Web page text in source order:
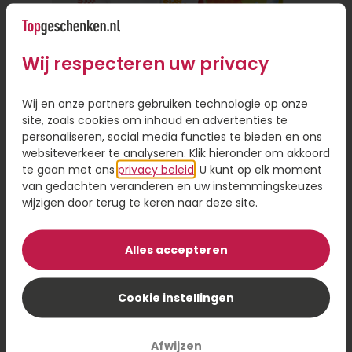
alleen gemakkelijk, want je hoeft de deur niet uit,
maar het bespaart je ook veel tijd. Je hoeft geen
te leggen als de persoon ver weg woont.
Persoonlijke touch toevoegen aan
cadeau
Online een cadeautje versturen is handig, omdat
je de keuze hebt uit een ruim assortiment en je
hoeft niet gehaast een beslissing te nemen. Even
scrollen door het assortiment en een cadeau
sturen op het moment dat voor jou uitkomt. Wil
je een cadeau bezorgen, maar wel iets
persoonlijks toevoegen? Laat je cadeau dan
cadeau. Dit geeft een persoonlijk tintje en maakt
8,95
Bestel
Wij respecteren uw privacy
Wij en onze partners gebruiken technologie op onze
site, zoals cookies om inhoud en advertenties te
personaliseren, social media functies te bieden en ons
websiteverkeer te analyseren. Klik hieronder om akkoord
te gaan met ons privacy beleid . U kunt op elk moment
van gedachten veranderen en uw instemmingskeuzes
wijzigen door terug te keren naar deze site.
Alles accepteren
Cookie instellingen
Afwijzen